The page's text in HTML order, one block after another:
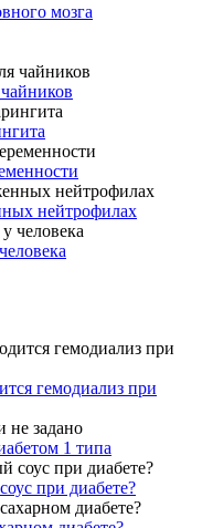
мозга
нейтрофилах
гемодиализ при
1 типа
при диабете?